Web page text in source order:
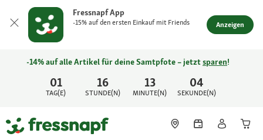
Fressnapf App
-15% auf den ersten Einkauf mit Friends Anzeigen
01
TAG(E)
16
STUNDE(N)
13
MINUTE(N)
04
SEKUNDE(N)
-14% auf alle Artikel für deine Samtpfote – jetztsparen!